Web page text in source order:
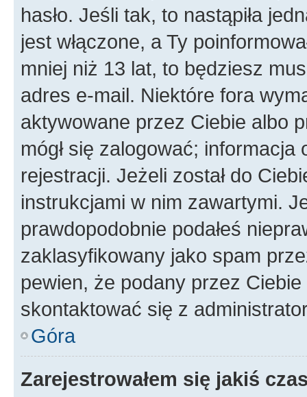
hasło. Jeśli tak, to nastąpiła
jest włączone, a Ty
mniej niż 13 lat, to będziesz
adres e-mail. Niektóre fora
aktywowane przez Ciebie albo
mógł się zalogować;
rejestracji. Jeżeli został do
instrukcjami w nim zawartymi.
prawdopodobnie podałeś
zaklasyfikowany jako spam
pewien, że podany przez
skontaktować się z
Góra
Zarejestrowałem się jakiś